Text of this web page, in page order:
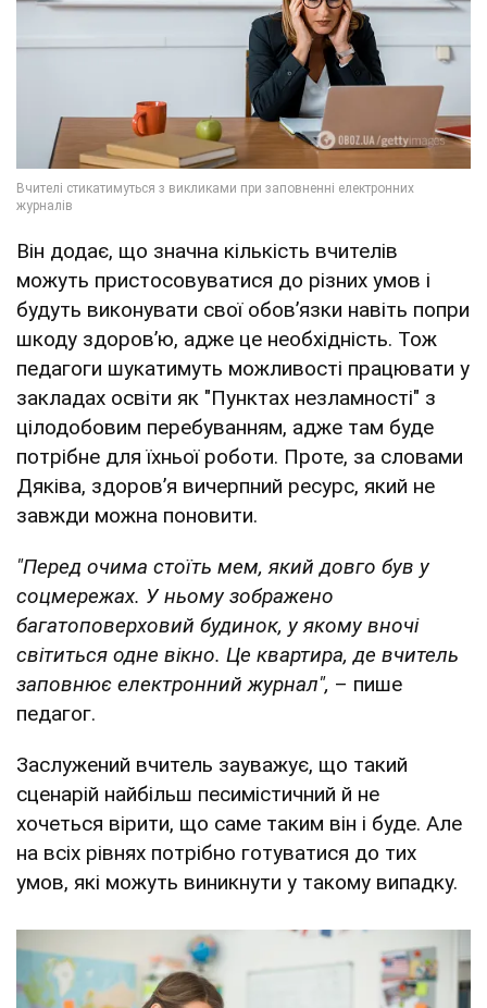
Він додає, що значна кількість вчителів
можуть пристосовуватися до різних умов і
будуть виконувати свої обовʼязки навіть попри
шкоду здоровʼю, адже це необхідність. Тож
педагоги шукатимуть можливості працювати у
закладах освіти як "Пунктах незламності" з
цілодобовим перебуванням, адже там буде
потрібне для їхньої роботи. Проте, за словами
Дяківа, здоровʼя вичерпний ресурс, який не
завжди можна поновити.
"Перед очима стоїть мем, який довго був у
соцмережах. У ньому зображено
багатоповерховий будинок, у якому вночі
світиться одне вікно. Це квартира, де вчитель
заповнює електронний журнал", – пише
педагог.
Заслужений вчитель зауважує, що такий
сценарій найбільш песимістичний й не
хочеться вірити, що саме таким він і буде. Але
на всіх рівнях потрібно готуватися до тих
умов, які можуть виникнути у такому випадку.